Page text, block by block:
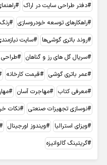
دفتر طراحی سایت در اراک
راهکارهای توسعه خودروسازی
روند باتری گوشی‌ها
سایت
سریال گل های رز و گناهان
عمر باتری گوشی
قیمت کارخانه
معرفی کتاب
مهاجرت آسان
نوسازی تجهیزات صنعتی
نکات
ویزای استرالیا
ویندوز اورجینال
گریتینگ گالوانیزه